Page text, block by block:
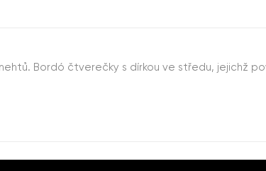
Bordó čtverečky s dírkou ve středu, jejichž